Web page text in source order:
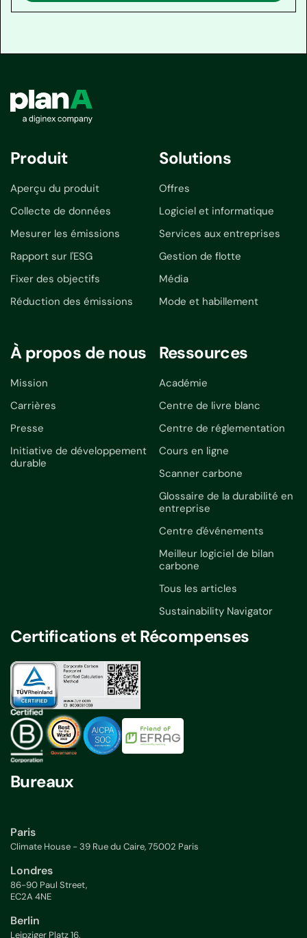
Produit
Aperçu du produit
Collecte de données
Mesurer les émissions
Rapport sur l'ESG
Fixer des objectifs
Réduction des émissions
Solutions
Offres
Logiciel et informatique
Services aux entreprises
Gestion de flotte
Média
Mode et habillement
À propos de nous
Mission
Carrières
Presse
Initiative de développement
durable
Ressources
Académie
Centre de livre blanc
Centre de réglementation
Cours en ligne
Scanner carbone
Glossaire de la durabilité en
entreprise
Centre d'événements
Meilleur logiciel de bilan
carbone
Tous les articles
Sustainability Navigator
Certifications et Récompenses
Bureaux
Paris
Climate House - 39 Rue du Caire, 75002 Paris
Londres
86-90 Paul Street,
EC2A 4NE
Berlin
Leipziger Platz 16,